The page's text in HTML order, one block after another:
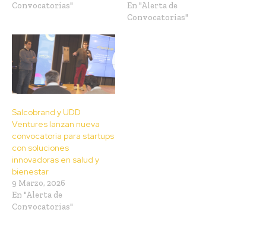
Convocatorias"
En "Alerta de
Convocatorias"
Salcobrand y UDD
Ventures lanzan nueva
convocatoria para startups
con soluciones
innovadoras en salud y
bienestar
9 Marzo, 2026
En "Alerta de
Convocatorias"